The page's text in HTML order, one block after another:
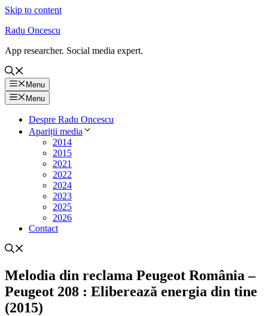
Skip to content
Radu Oncescu
App researcher. Social media expert.
Menu
Menu
Despre Radu Oncescu
Apariții media
2014
2015
2021
2022
2024
2023
2025
2026
Contact
Melodia din reclama Peugeot România –
Peugeot 208 : Eliberează energia din tine
(2015)